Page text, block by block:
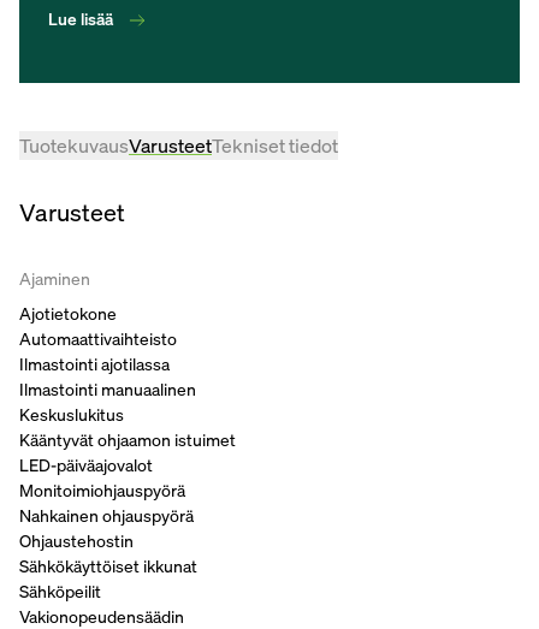
Lue lisää
TuotekuvausVarusteetTekniset tiedot
Varusteet
Ajaminen
Ajotietokone
Automaattivaihteisto
Ilmastointi ajotilassa
Ilmastointi manuaalinen
Keskuslukitus
Kääntyvät ohjaamon istuimet
LED-päiväajovalot
Monitoimiohjauspyörä
Nahkainen ohjauspyörä
Ohjaustehostin
Sähkökäyttöiset ikkunat
Sähköpeilit
Vakionopeudensäädin